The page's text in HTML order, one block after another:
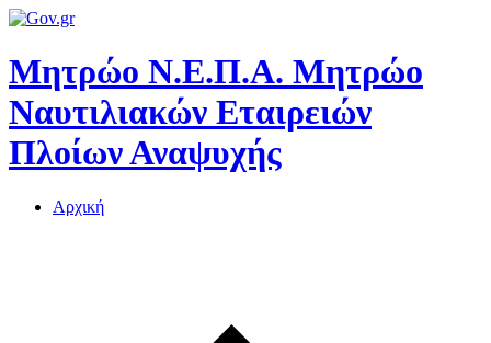
Μητρώο Ν.Ε.Π.Α. Μητρώο
Ναυτιλιακών Εταιρειών
Πλοίων Αναψυχής
Αρχική